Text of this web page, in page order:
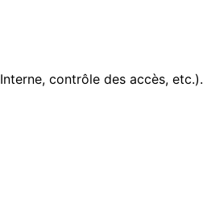
contrôle des accès, etc.).